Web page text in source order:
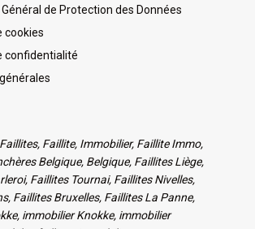
de Protection des Données
cookies
confidentialité
Faillite, Immobilier, Faillite Immo,
Belgique, Belgique, Faillites Liège,
Faillites Tournai, Faillites Nivelles,
Faillites Bruxelles, Faillites La Panne,
immobilier Knokke, immobilier